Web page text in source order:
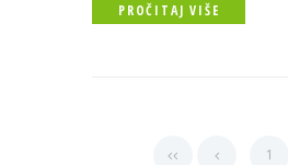
PROČITAJ VIŠE
1